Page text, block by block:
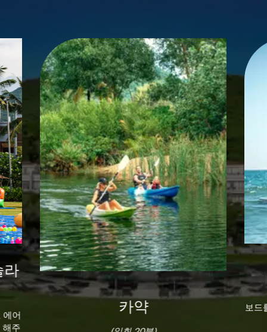
라
에어
해주
카약 보드